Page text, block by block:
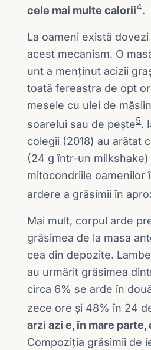
cele mai multe calorii4.
La oameni există
acest mecanism. O
unt a menținut acizii
toată fereastra de opt
mesele cu ulei de
soarelui sau de pește5.
colegii (2018) au arătat
(24 g într-un milkshake)
mitocondriile oamenilor
ardere a grăsimii în
Mai mult, corpul arde
grăsimea de la masa
cea din depozite.
au urmărit grăsimea
circa 6% se arde în
zece ore și 48% în 24
arzi azi e, în mare parte,
Compoziția grăsimii de